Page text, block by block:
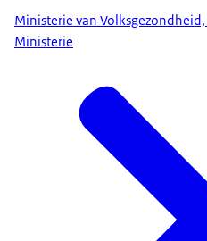
Ministerie van
Ministerie